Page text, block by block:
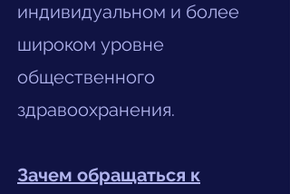
индивидуальном и более
широком уровне
общественного
здравоохранения.
Зачем обращаться к